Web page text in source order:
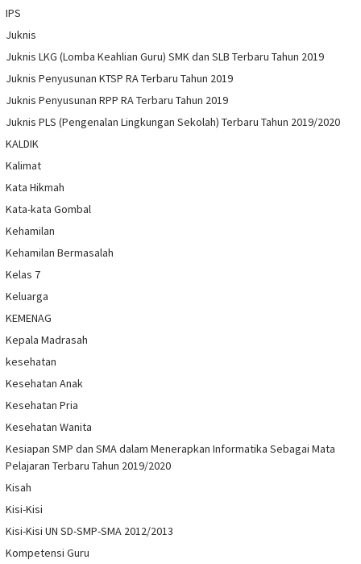
IPS
Juknis
Juknis LKG (Lomba Keahlian Guru) SMK dan SLB Terbaru Tahun 2019
Juknis Penyusunan KTSP RA Terbaru Tahun 2019
Juknis Penyusunan RPP RA Terbaru Tahun 2019
Juknis PLS (Pengenalan Lingkungan Sekolah) Terbaru Tahun 2019/2020
KALDIK
Kalimat
Kata Hikmah
Kata-kata Gombal
Kehamilan
Kehamilan Bermasalah
Kelas 7
Keluarga
KEMENAG
Kepala Madrasah
kesehatan
Kesehatan Anak
Kesehatan Pria
Kesehatan Wanita
Kesiapan SMP dan SMA dalam Menerapkan Informatika Sebagai Mata
Pelajaran Terbaru Tahun 2019/2020
Kisah
Kisi-Kisi
Kisi-Kisi UN SD-SMP-SMA 2012/2013
Kompetensi Guru